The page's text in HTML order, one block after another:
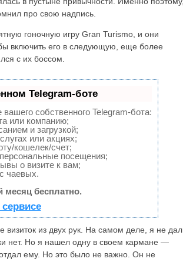
про свою надпись.
гоночную игру Gran Turismo, и они
включить его в следующую, еще более
с их боссом.
Telegram-боте
собственного Telegram-бота:
или компанию;
и загрузкой;
или акциях;
кошелек/счет;
посещения;
о визите к вам;
чаевых.
бесплатно.
визиток из двух рук. На самом деле, я не дал
нет. Но я нашел одну в своем кармане —
ему. Но это было не важно. Он не